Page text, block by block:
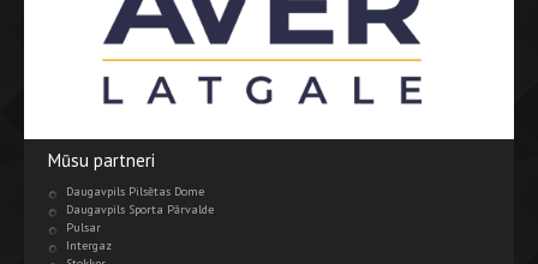
Mūsu partneri
Daugavpils Pilsētas Dome
Daugavpils Sporta Pārvalde
Pulsar
Intergaz